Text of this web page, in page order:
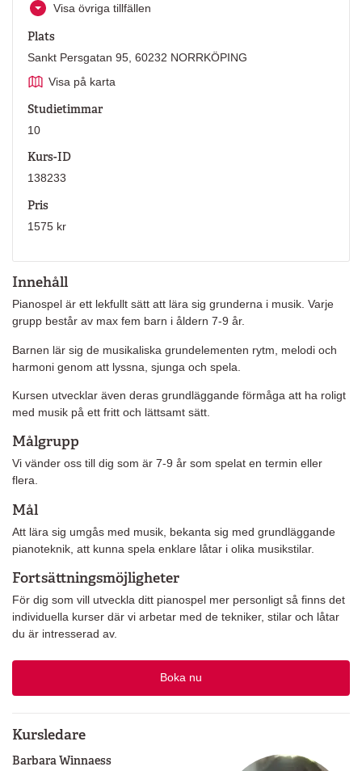
Innehåll
Pianospel är ett lekfullt sätt att lära sig grunderna i musik. Varje
grupp består av max fem barn i åldern 7-9 år.
Barnen lär sig de musikaliska grundelementen rytm, melodi och
harmoni genom att lyssna, sjunga och spela.
Kursen utvecklar även deras grundläggande förmåga att ha roligt
med musik på ett fritt och lättsamt sätt.
Målgrupp
Vi vänder oss till dig som är 7-9 år som spelat en termin eller
flera.
Mål
Att lära sig umgås med musik, bekanta sig med grundläggande
pianoteknik, att kunna spela enklare låtar i olika musikstilar.
Fortsättningsmöjligheter
För dig som vill utveckla ditt pianospel mer personligt så finns det
individuella kurser där vi arbetar med de tekniker, stilar och låtar
du är intresserad av.
Boka nu
Kursledare
Barbara Winnaess
Visa övriga tillfällen
Plats
Sankt Persgatan 95, 60232 NORRKÖPING
Visa på karta
Studietimmar
10
Kurs-ID
138233
Pris
1575 kr